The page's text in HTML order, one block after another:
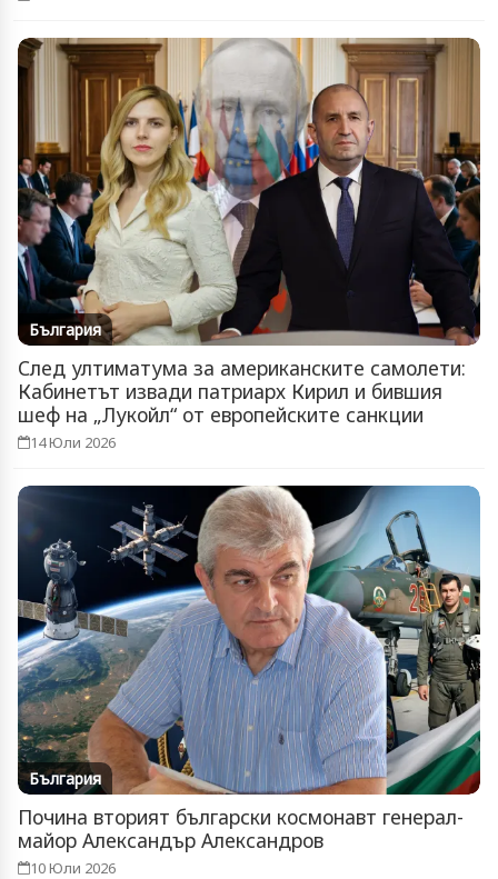
България
След ултиматума за американските самолети:
Кабинетът извади патриарх Кирил и бившия
шеф на „Лукойл“ от европейските санкции
14 Юли 2026
България
Почина вторият български космонавт генерал-
майор Александър Александров
10 Юли 2026